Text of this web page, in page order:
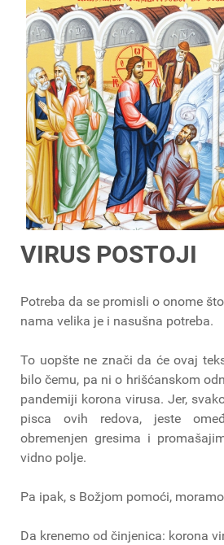
VIRUS POSTOJI
Potreba da se promisli o onome
nama velika je i nasušna potreba.
To uopšte ne znači da će ovaj
bilo čemu, pa ni o hrišćanskom
pandemiji korona virusa. Jer,
pisca ovih redova, jeste
obremenjen gresima i
vidno polje.
Pa ipak, s Božjom pomoći,
Da krenemo od činjenica: korona